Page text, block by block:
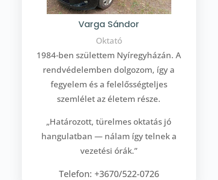
Varga Sándor
Oktató
1984-ben születtem Nyíregyházán. A
rendvédelemben dolgozom, így a
fegyelem és a felelősségteljes
szemlélet az életem része.
„Határozott, türelmes oktatás jó
hangulatban — nálam így telnek a
vezetési órák.”
Telefon: +3670/522-0726